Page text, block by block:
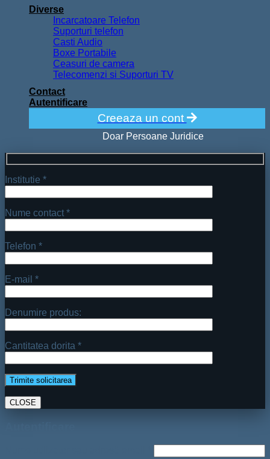
Diverse
Incarcatoare Telefon
Suporturi telefon
Casti Audio
Boxe Portabile
Ceasuri de camera
Telecomenzi si Suporturi TV
Contact
Autentificare
Creeaza un cont
Doar Persoane Juridice
Institutie *
Nume contact *
Telefon *
E-mail *
Denumire produs:
Cantitatea dorita *
CLOSE